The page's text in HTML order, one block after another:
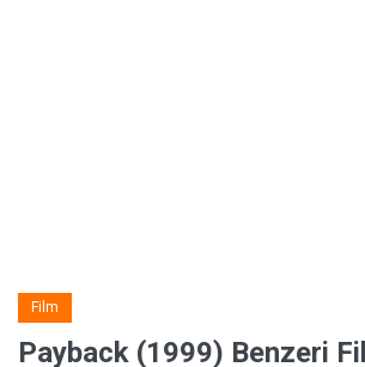
Film
Payback (1999) Benzeri